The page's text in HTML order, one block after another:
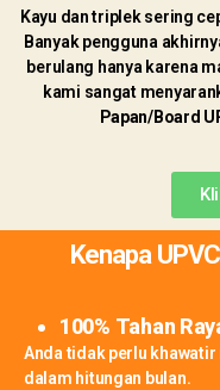
Kayu dan triplek sering
Banyak pengguna
berulang hanya karena
kami sangat
Papan/Board
Kenapa
100% Tahan
Anda tidak perlu
dalam hitungan bulan.